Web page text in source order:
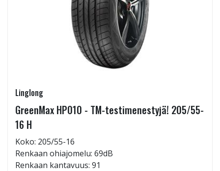
Linglong
GreenMax HP010 - TM-testimenestyjä! 205/55-
16 H
Koko: 205/55-16
Renkaan ohiajomelu: 69dB
Renkaan kantavuus: 91